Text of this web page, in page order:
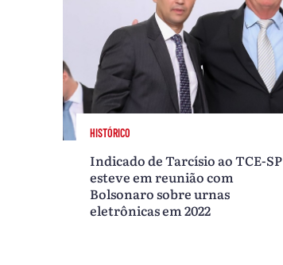
HISTÓRICO
Indicado de Tarcísio ao TCE-SP
esteve em reunião com
Bolsonaro sobre urnas
eletrônicas em 2022